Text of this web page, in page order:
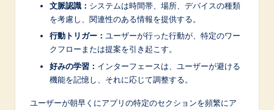
文脈認識： システムは時間帯、場所、デバイスの種類
を考慮し、関連性のある情報を提供する。
行動トリガー： ユーザーが行った行動が、特定のワー
クフローまたは提案を引き起こす。
好みの学習： インターフェースは、ユーザーが避ける
機能を記憶し、それに応じて調整する。
ユーザーが朝早くにアプリの特定のセクションを頻繁にア